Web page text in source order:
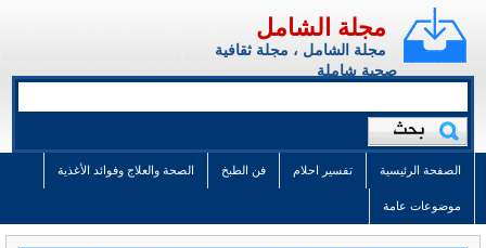
مجلة الشامل
مجلة الشامل ، مجلة ثقافية
صحية شاملة
الصفحة الرئيسية تفسير احلام فن الطبخ الصحة والعلاج وفوائد الأغذية
موضوعات عامة